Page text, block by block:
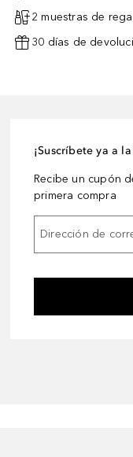
2 muestras de
30 días de
¡Suscríbete ya a
Recibe un cupón
primera compra
Dirección de